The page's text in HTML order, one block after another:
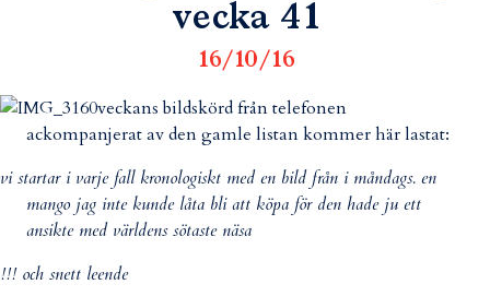
vecka 41
16/10/16
veckans bildskörd från telefonen
ackompanjerat av den gamle listan kommer här lastat:
vi startar i varje fall kronologiskt med en bild från i måndags. en
mango jag inte kunde låta bli att köpa för den hade ju ett
ansikte med världens sötaste näsa
!!! och snett leende